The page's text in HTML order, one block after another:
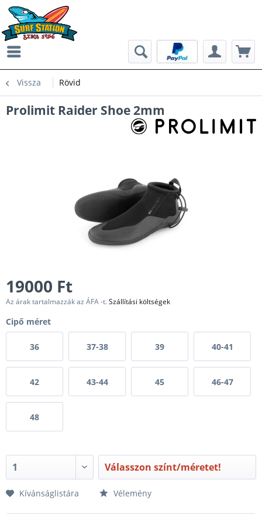
Vissza Rövid
Prolimit Raider Shoe 2mm
19000 Ft
Az árak tartalmazzák az ÁFA -t.Szállítási költségek
Cipő méret
36 37-38 39 40-41
42 43-44 45 46-47
48
Válasszon színt/méretet!
Kívánságlistára Vélemény